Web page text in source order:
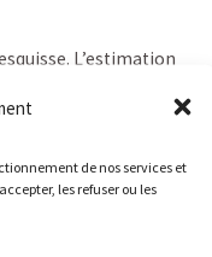
de nos services et
les refuser ou les
L’estimation
de 2 785 786 €.
Imprimer :